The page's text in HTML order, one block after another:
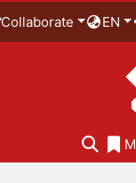
Collaborate EN